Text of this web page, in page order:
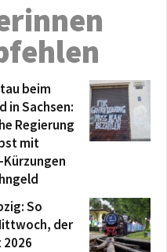
beim
in Sachsen:
Regierung
mit
So
der
2026